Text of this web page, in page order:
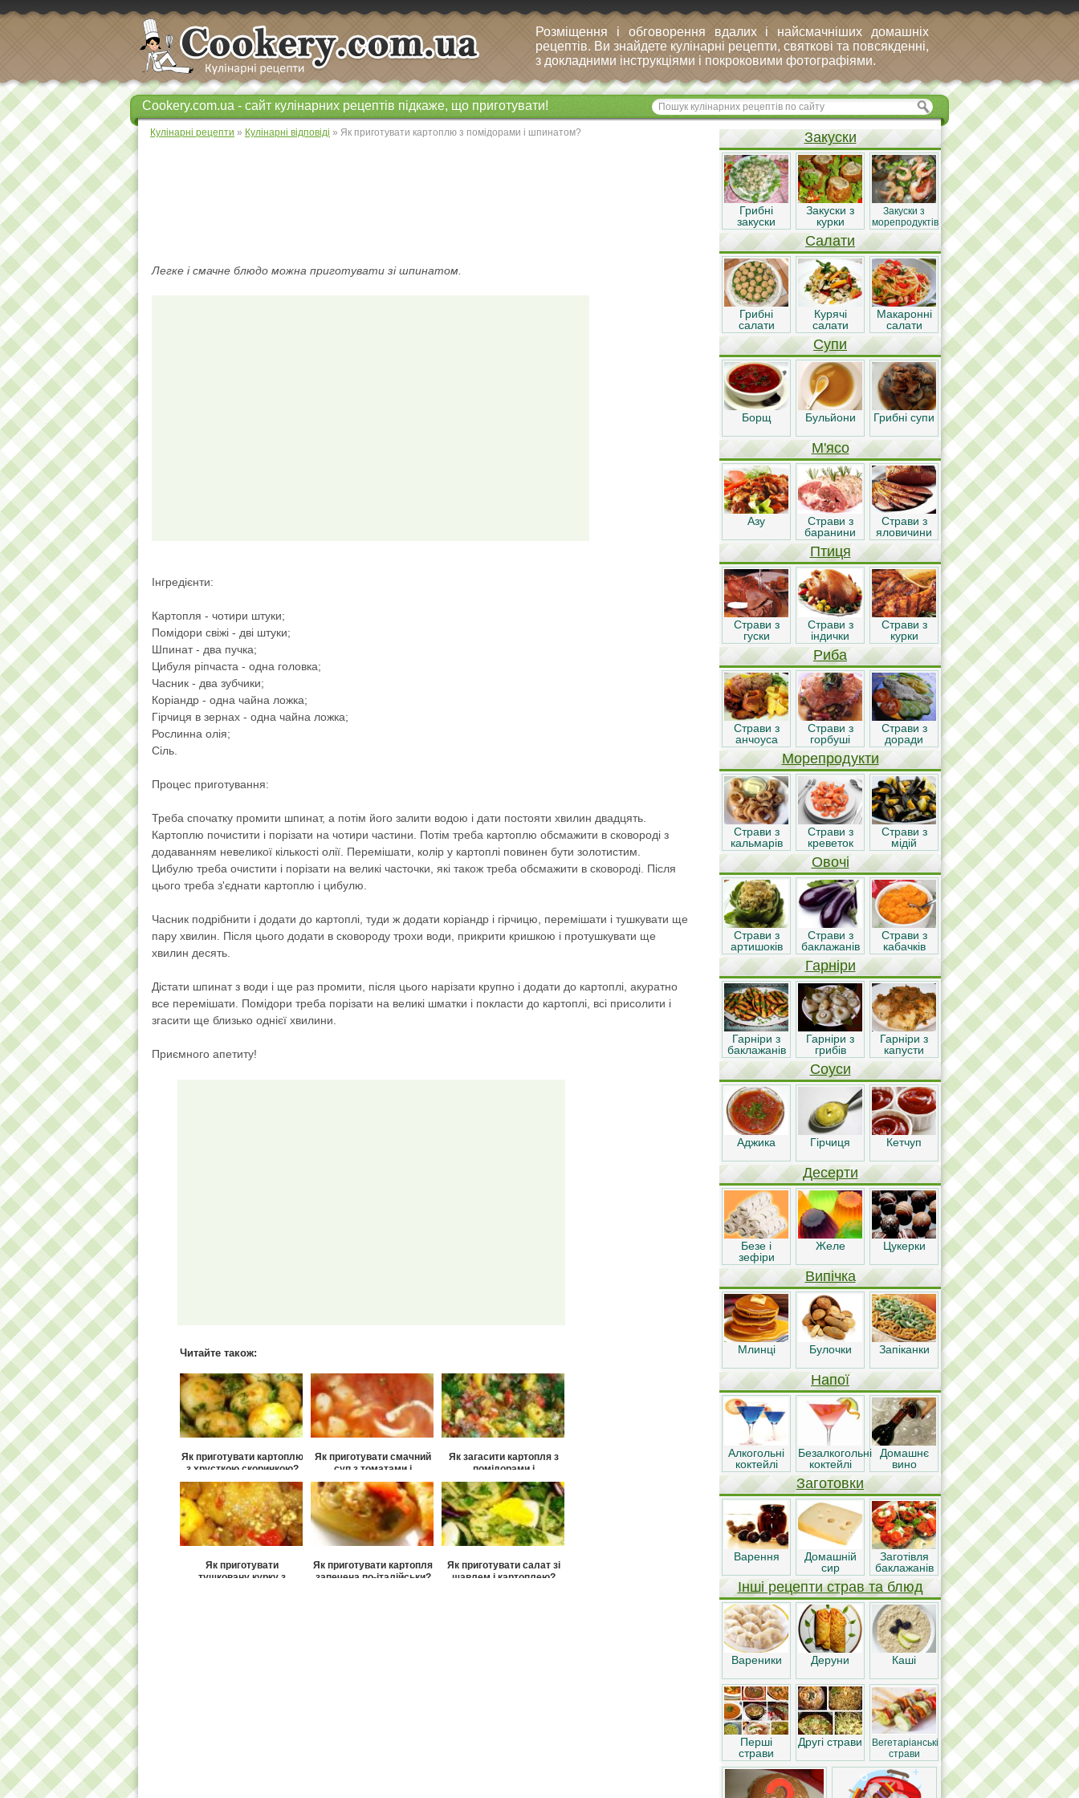
Розміщення і обговорення вдалих і найсмачніших домашніх
рецептів. Ви знайдете кулінарні рецепти, святкові та повсякденні,
з докладними інструкціями і покроковими фотографіями.
Cookery.com.ua - сайт кулінарних рецептів підкаже, що приготувати!
Кулінарні рецепти » Кулінарні відповіді » Як приготувати картоплю з помідорами і шпинатом?
Легке і смачне блюдо можна приготувати зі шпинатом.
Інгредієнти:
Картопля - чотири штуки;
Помідори свіжі - дві штуки;
Шпинат - два пучка;
Цибуля ріпчаста - одна головка;
Часник - два зубчики;
Коріандр - одна чайна ложка;
Гірчиця в зернах - одна чайна ложка;
Рослинна олія;
Сіль.
Процес приготування:
Треба спочатку промити шпинат, а потім його залити водою і дати постояти хвилин двадцять.
Картоплю почистити і порізати на чотири частини. Потім треба картоплю обсмажити в сковороді з
додаванням невеликої кількості олії. Перемішати, колір у картоплі повинен бути золотистим.
Цибулю треба очистити і порізати на великі часточки, які також треба обсмажити в сковороді. Після
цього треба з'єднати картоплю і цибулю.
Часник подрібнити і додати до картоплі, туди ж додати коріандр і гірчицю, перемішати і тушкувати ще
пару хвилин. Після цього додати в сковороду трохи води, прикрити кришкою і протушкувати ще
хвилин десять.
Дістати шпинат з води і ще раз промити, після цього нарізати крупно і додати до картоплі, акуратно
все перемішати. Помідори треба порізати на великі шматки і покласти до картоплі, всі присолити і
згасити ще близько однієї хвилини.
Приємного апетиту!
Читайте також:
Як приготувати картоплю
з хрусткою скоринкою?
Як приготувати смачний
суп з томатами і
кальмарами?
Як загасити картопля з
помідорами і
баклажанами?
Як приготувати
тушковану курку з
Як приготувати картопля
запечена по-італійськи?
Як приготувати салат зі
щавлем і картоплею?
Закуски
Грибні
закуски
Закуски з
курки
Закуски з
морепродуктів
Салати
Грибні
салати
Курячі
салати
Макаронні
салати
Супи
Борщ Бульйони Грибні супи
М'ясо
Азу
Страви з
баранини
Страви з
яловичини
Птиця
Страви з
гуски
Страви з
індички
Страви з
курки
Риба
Страви з
анчоуса
Страви з
горбуші
Страви з
доради
Морепродукти
Страви з
кальмарів
Страви з
креветок
Страви з
мідій
Овочі
Страви з
артишоків
Страви з
баклажанів
Страви з
кабачків
Гарніри
Гарніри з
баклажанів
Гарніри з
грибів
Гарніри з
капусти
Соуси
Аджика Гірчиця Кетчуп
Десерти
Безе і
зефіри
Желе Цукерки
Випічка
Млинці Булочки Запіканки
Напої
Алкогольні
коктейлі
Безалкогольні
коктейлі
Домашнє
вино
Заготовки
Варення
Домашній
сир
Заготівля
баклажанів
Інші рецепти страв та блюд
Вареники Деруни Каші
Перші
страви
Другі страви
Вегетаріанські
страви